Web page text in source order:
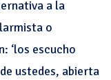
a la
o
‘los escucho
ustedes, abierta